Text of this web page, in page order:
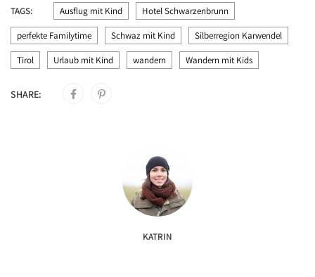
TAGS: Ausflug mit Kind Hotel Schwarzenbrunn
perfekte Familytime Schwaz mit Kind Silberregion Karwendel
Tirol Urlaub mit Kind wandern Wandern mit Kids
SHARE:
KATRIN